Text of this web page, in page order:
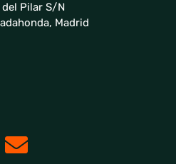
del Pilar S/N
Madrid